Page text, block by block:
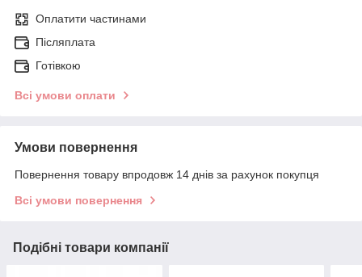
Оплатити частинами
Післяплата
Готівкою
Всі умови оплати
Умови повернення
Повернення товару впродовж 14 днів за рахунок покупця
Всі умови повернення
Подібні товари компанії